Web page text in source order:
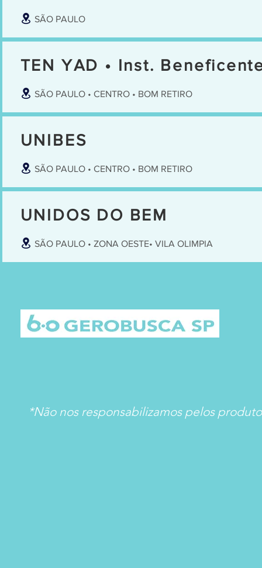
SÃO PAULO
TEN YAD • Inst.
SÃO PAULO • CENTRO • BOM RETIRO
UNIBES
SÃO PAULO • CENTRO • BOM RETIRO
UNIDOS DO BEM
SÃO PAULO • ZONA OESTE• VILA OLIMPIA
*Não nos responsabilizamos pelos